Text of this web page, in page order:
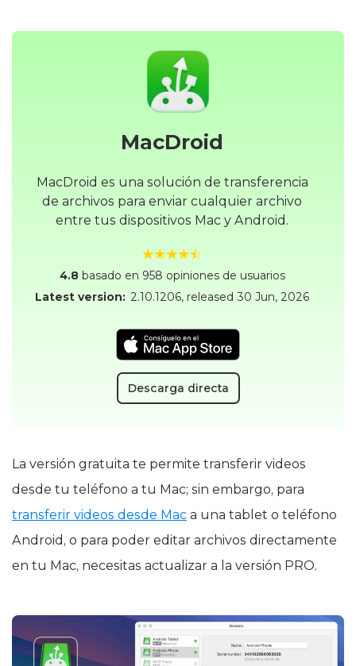
MacDroid
MacDroid es una solución de transferencia
de archivos para enviar cualquier archivo
entre tus dispositivos Mac y Android.
4.8 basado en 958 opiniones de usuarios
Latest version: 2.10.1206, released 30 Jun, 2026
Descarga directa
La versión gratuita te permite transferir videos
desde tu teléfono a tu Mac; sin embargo, para
transferir videos desde Mac a una tablet o teléfono
Android, o para poder editar archivos directamente
en tu Mac, necesitas actualizar a la versión PRO.